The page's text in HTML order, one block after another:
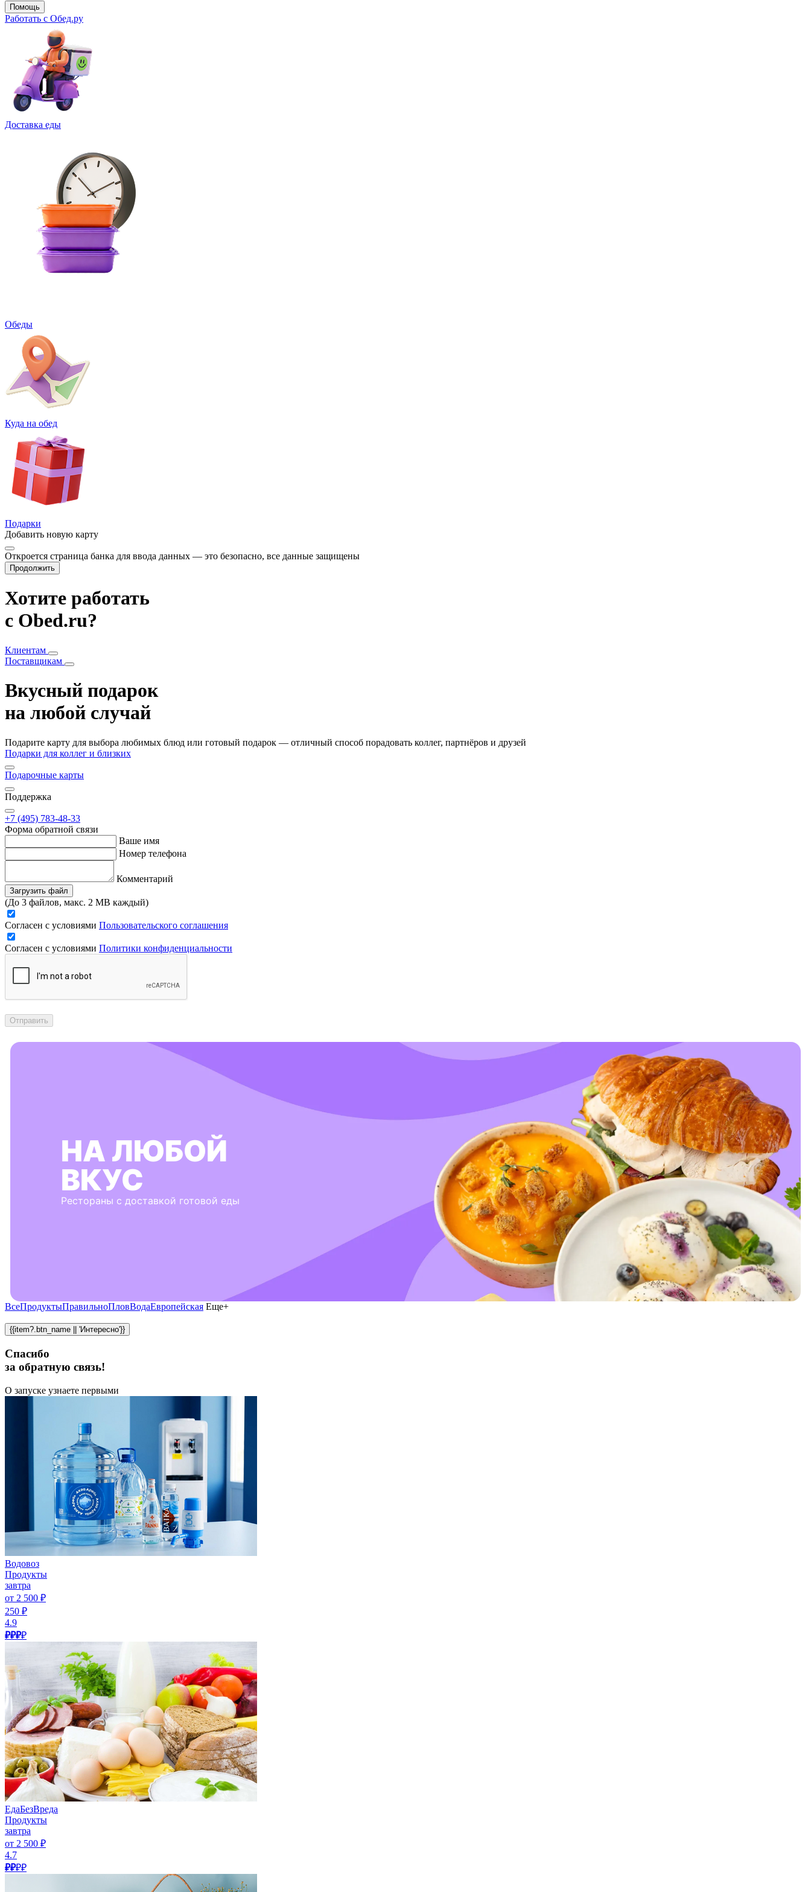
Помощь
Работать с Обед.ру
Доставка еды
Обеды
Куда на обед
Подарки
Добавить новую карту
Откроется страница банка для ввода данных — это безопасно, все данные защищены
Продолжить
Хотите работать
с Obed.ru?
Клиентам
Поставщикам
Вкусный подарок
на любой случай
Подарите карту для выбора любимых блюд или готовый подарок — отличный способ порадовать коллег, партнёров и друзей
Подарки для коллег и близких
Подарочные карты
Поддержка
+7 (495) 783-48-33
Форма обратной связи
Ваше имя
Номер телефона
Комментарий
Загрузить файл
(До 3 файлов, макс. 2 MB каждый)
Согласен с условиями Пользовательского соглашения
Согласен с условиями Политики конфиденциальности
Отправить
НА ЛЮБОЙ
ВКУС
Рестораны с доставкой готовой еды
ВсеПродуктыПравильноПловВодаЕвропейская Еще+
{{item?.btn_name || 'Интересно'}}
Спасибо
за обратную связь!
О запуске узнаете первыми
Водовоз
Продукты
завтра
от 2 500 ₽
250 ₽
4.9
₽₽₽₽
ЕдаБезВреда
Продукты
завтра
от 2 500 ₽
4.7
₽₽₽₽